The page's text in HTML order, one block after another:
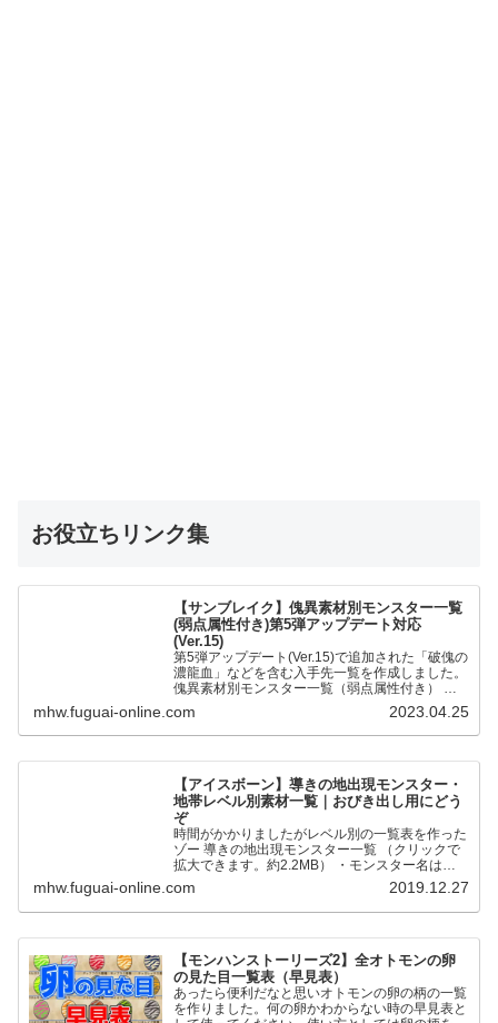
お役立ちリンク集
【サンブレイク】傀異素材別モンスター一覧
(弱点属性付き)第5弾アップデート対応
(Ver.15)
第5弾アップデート(Ver.15)で追加された「破傀の
濃龍血」などを含む入手先一覧を作成しました。
傀異素材別モンスター一覧（弱点属性付き） 全
モンスターの傀異化した〇〇素材と弱点属性をま
とめました。…
mhw.fuguai-online.com 2023.04.25
【アイスボーン】導きの地出現モンスター・
地帯レベル別素材一覧｜おびき出し用にどう
ぞ
時間がかかりましたがレベル別の一覧表を作った
ゾー 導きの地出現モンスター一覧 （クリックで
拡大できます。約2.2MB） ・モンスター名は五
十音順です ・●が通常個体、★が歴戦個体です。
・地帯レベルの…
mhw.fuguai-online.com 2019.12.27
【モンハンストーリーズ2】全オトモンの卵
の見た目一覧表（早見表）
あったら便利だなと思いオトモンの卵の柄の一覧
を作りました。何の卵かわからない時の早見表と